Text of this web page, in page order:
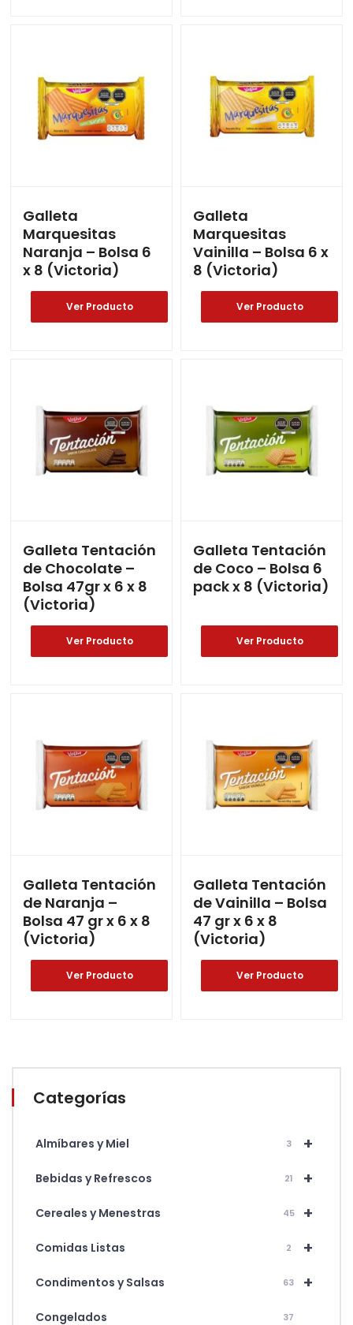
Categorías
+
Almíbares y Miel 3
+
Bebidas y Refrescos 21
+
Cereales y Menestras 45
+
Comidas Listas 2
+
Condimentos y Salsas 63
Congelados 37
Galleta
Marquesitas
Naranja – Bolsa 6
x 8 (Victoria)
Ver Producto
Galleta
Marquesitas
Vainilla – Bolsa 6 x
8 (Victoria)
Ver Producto
Galleta Tentación
de Chocolate –
Bolsa 47gr x 6 x 8
(Victoria)
Ver Producto
Galleta Tentación
de Coco – Bolsa 6
pack x 8 (Victoria)
Ver Producto
Galleta Tentación
de Naranja –
Bolsa 47 gr x 6 x 8
(Victoria)
Ver Producto
Galleta Tentación
de Vainilla – Bolsa
47 gr x 6 x 8
(Victoria)
Ver Producto